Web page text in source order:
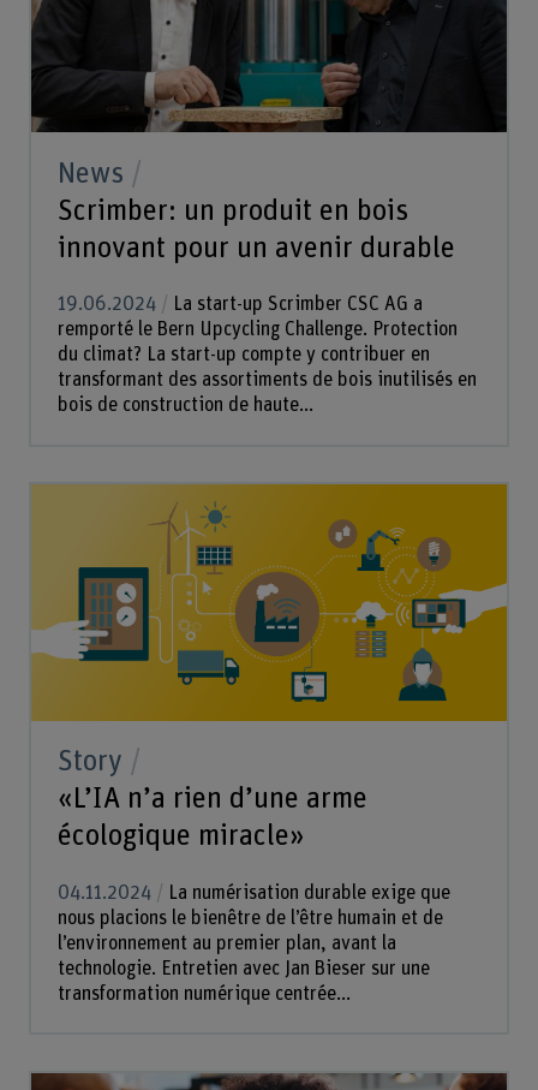
News
Scrimber: un produit en bois
innovant pour un avenir durable
19.06.2024
La start-up Scrimber CSC AG a
remporté le Bern Upcycling Challenge. Protection
du climat? La start-up compte y contribuer en
transformant des assortiments de bois inutilisés en
bois de construction de haute...
Story
«L’IA n’a rien d’une arme
écologique miracle»
04.11.2024
La numérisation durable exige que
nous placions le bienêtre de l’être humain et de
l’environnement au premier plan, avant la
technologie. Entretien avec Jan Bieser sur une
transformation numérique centrée...